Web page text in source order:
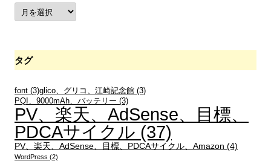
ア
ー
ブ
タグ
font (3)glico、グリコ、江崎記念館 (3)
PQI、9000mAh、バッテリー (3)
PV、楽天、AdSense、目標、
PDCAサイクル (37)
PV、楽天、AdSense、目標、PDCAサイクル、Amazon (4)
WordPress (2)